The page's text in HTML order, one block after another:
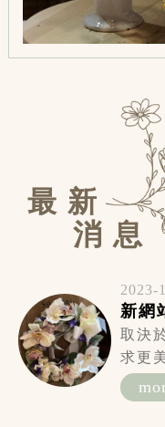
最 新
消 息
2023-
新網
取決
求更
花...